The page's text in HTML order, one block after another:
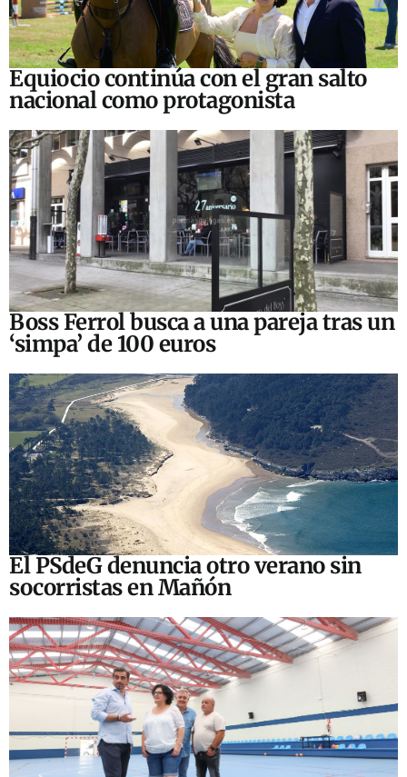
Equiocio continúa con el gran salto
nacional como protagonista
Boss Ferrol busca a una pareja tras un
‘simpa’ de 100 euros
El PSdeG denuncia otro verano sin
socorristas en Mañón